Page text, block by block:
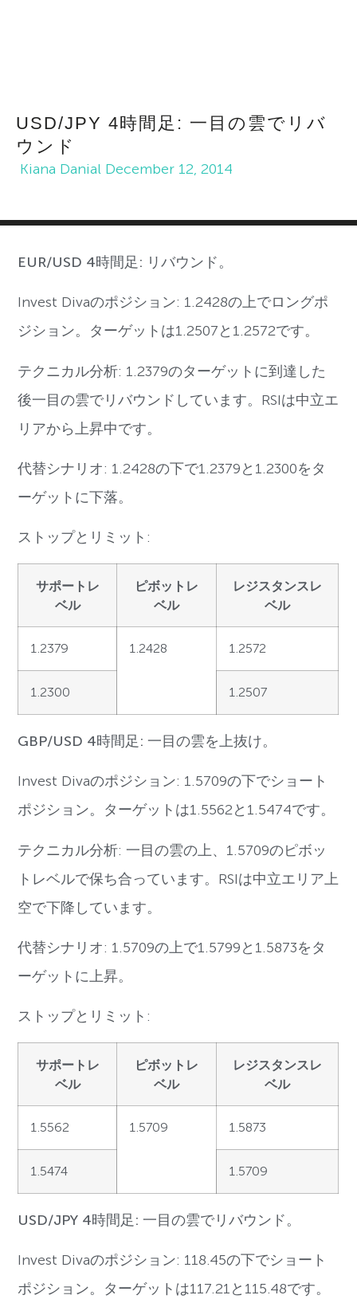
USD/JPY 4時間足: 一目の雲でリバ
ウンド
Kiana Danial December 12, 2014
EUR/USD 4時間足: リバウンド。
Invest Divaのポジション: 1.2428の上でロングポ
ジション。ターゲットは1.2507と1.2572です。
テクニカル分析: 1.2379のターゲットに到達した
後一目の雲でリバウンドしています。RSIは中立エ
リアから上昇中です。
代替シナリオ: 1.2428の下で1.2379と1.2300をタ
ーゲットに下落。
ストップとリミット:
サポートレ
ベル
ピボットレ
ベル
レジスタンスレ
ベル
1.2379 1.2428 1.2572
1.2300 1.2507
GBP/USD 4時間足: 一目の雲を上抜け。
Invest Divaのポジション: 1.5709の下でショート
ポジション。ターゲットは1.5562と1.5474です。
テクニカル分析: 一目の雲の上、1.5709のピボッ
トレベルで保ち合っています。RSIは中立エリア上
空で下降しています。
代替シナリオ: 1.5709の上で1.5799と1.5873をタ
ーゲットに上昇。
ストップとリミット:
サポートレ
ベル
ピボットレ
ベル
レジスタンスレ
ベル
1.5562 1.5709 1.5873
1.5474 1.5709
USD/JPY 4時間足: 一目の雲でリバウンド。
Invest Divaのポジション: 118.45の下でショート
ポジション。ターゲットは117.21と115.48です。